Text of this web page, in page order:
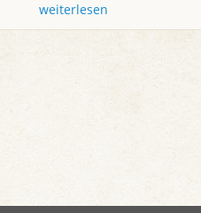
weiterlesen